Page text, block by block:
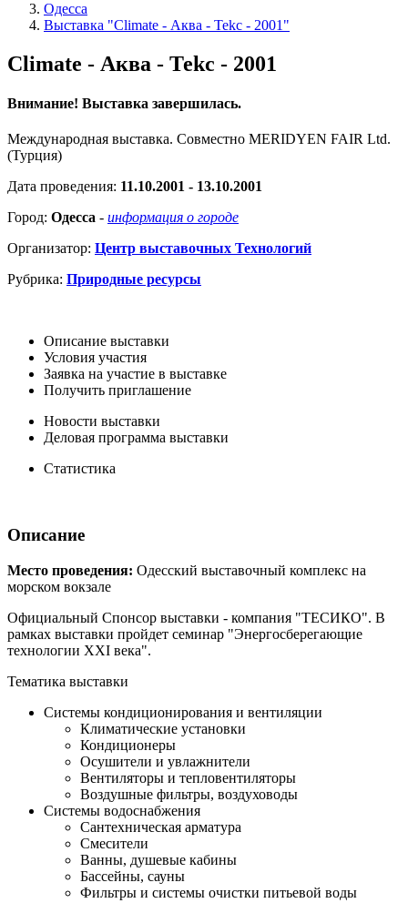
Одесса
Выставка "Climate - Аква - Теkc - 2001"
Climate - Аква - Теkc - 2001
Внимание! Выставка завершилась.
Международная выставка. Совместно MERIDYEN FAIR Ltd.
(Турция)
Дата проведения: 11.10.2001 - 13.10.2001
Город: Одесса - информация о городе
Организатор: Центр выставочных Технологий
Рубрика: Природные ресурсы
Описание выставки
Условия участия
Заявка на участие в выставке
Получить приглашение
Новости выставки
Деловая программа выставки
Статистика
Описание
Место проведения: Одесский выставочный комплекс на
морском вокзале
Официальный Спонсор выставки - компания "ТЕСИКО". В
рамках выставки пройдет семинар "Энергосберегающие
технологии XXI века".
Тематика выставки
Системы кондиционирования и вентиляции
Климатические установки
Кондиционеры
Осушители и увлажнители
Вентиляторы и тепловентиляторы
Воздушные фильтры, воздуховоды
Системы водоснабжения
Сантехническая арматура
Смесители
Ванны, душевые кабины
Бассейны, сауны
Фильтры и системы очистки питьевой воды